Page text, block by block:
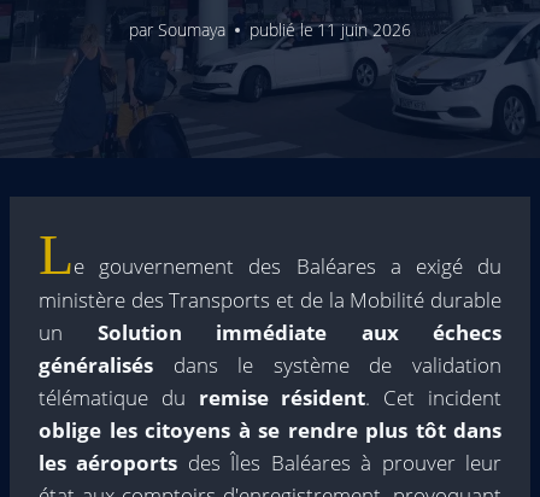
parSoumaya publié le11 juin 2026
Le gouvernement des Baléares a exigé du
ministère des Transports et de la Mobilité durable
un Solution immédiate aux échecs
généralisés dans le système de validation
télématique du remise résident. Cet incident
oblige les citoyens à se rendre plus tôt dans
les aéroports des Îles Baléares à prouver leur